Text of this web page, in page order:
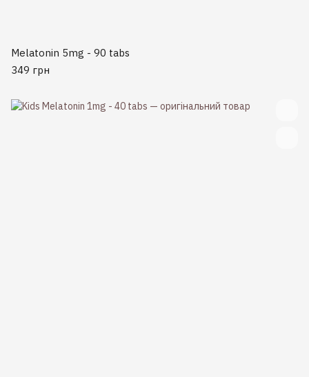
Melatonin 5mg - 90 tabs
349 грн